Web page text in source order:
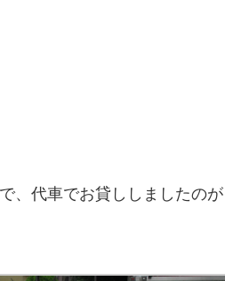
、代車でお貸ししましたのが